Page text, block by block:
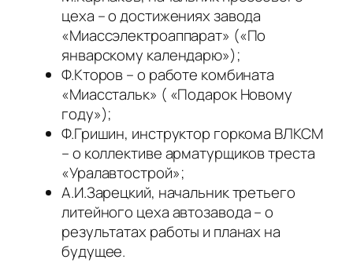
цеха – о достижениях завода
«Миассэлектроаппарат» («По
январскому календарю»);
Ф.Кторов – о работе комбината
«Миасстальк» ( «Подарок Новому
году»);
Ф.Гришин, инструктор горкома ВЛКСМ
– о коллективе арматурщиков треста
«Уралавтострой»;
А.И.Зарецкий, начальник третьего
литейного цеха автозавода – о
результатах работы и планах на
будущее.